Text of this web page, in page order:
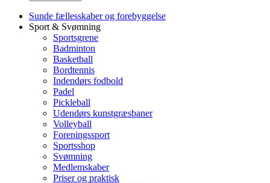
Sunde fællesskaber og forebyggelse
Sport & Svømning
Sportsgrene
Badminton
Basketball
Bordtennis
Indendørs fodbold
Padel
Pickleball
Udendørs kunstgræsbaner
Volleyball
Foreningssport
Sportsshop
Svømning
Medlemskaber
Priser og praktisk